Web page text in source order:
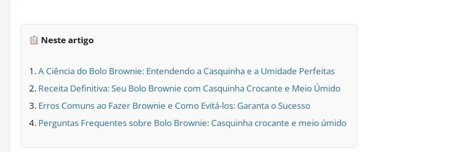
Neste artigo
A Ciência do Bolo Brownie: Entendendo a Casquinha e a Umidade Perfeitas
Receita Definitiva: Seu Bolo Brownie com Casquinha Crocante e Meio Úmido
Erros Comuns ao Fazer Brownie e Como Evitá-los: Garanta o Sucesso
Perguntas Frequentes sobre Bolo Brownie: Casquinha crocante e meio úmido